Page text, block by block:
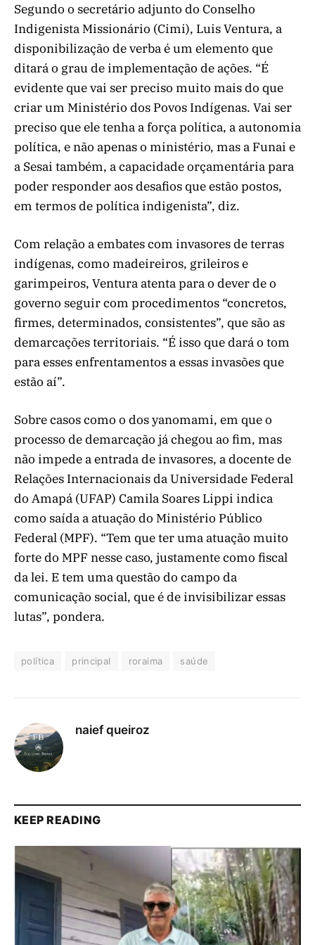
Segundo o secretário adjunto do Conselho
Indigenista Missionário (Cimi), Luis Ventura, a
disponibilização de verba é um elemento que
ditará o grau de implementação de ações. “É
evidente que vai ser preciso muito mais do que
criar um Ministério dos Povos Indígenas. Vai ser
preciso que ele tenha a força política, a autonomia
política, e não apenas o ministério, mas a Funai e
a Sesai também, a capacidade orçamentária para
poder responder aos desafios que estão postos,
em termos de política indigenista”, diz.
Com relação a embates com invasores de terras
indígenas, como madeireiros, grileiros e
garimpeiros, Ventura atenta para o dever de o
governo seguir com procedimentos “concretos,
firmes, determinados, consistentes”, que são as
demarcações territoriais. “É isso que dará o tom
para esses enfrentamentos a essas invasões que
estão aí”.
Sobre casos como o dos yanomami, em que o
processo de demarcação já chegou ao fim, mas
não impede a entrada de invasores, a docente de
Relações Internacionais da Universidade Federal
do Amapá (UFAP) Camila Soares Lippi indica
como saída a atuação do Ministério Público
Federal (MPF). “Tem que ter uma atuação muito
forte do MPF nesse caso, justamente como fiscal
da lei. E tem uma questão do campo da
comunicação social, que é de invisibilizar essas
lutas”, pondera.
política principal roraima saúde
naief queiroz
KEEP READING